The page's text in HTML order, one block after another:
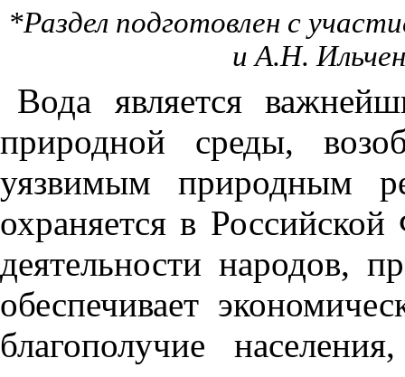
*Раздел подготовлен с
и А.Н.
Вода является
природной среды,
уязвимым природным
охраняется в
деятельности народов,
обеспечивает
благополучие